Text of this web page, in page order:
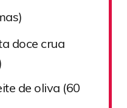
doce crua
de oliva (60